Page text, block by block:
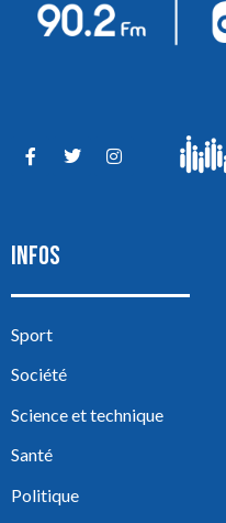
INFOS
Sport
Société
Science et technique
Santé
Politique